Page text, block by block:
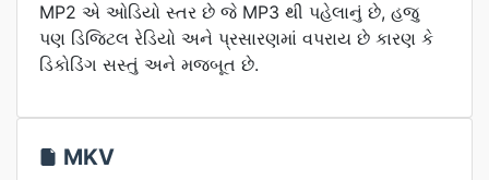
MP2 એ ઓડિયો સ્તર છે જે MP3 થી પહેલાનું છે, હજુ
પણ ડિજિટલ રેડિયો અને પ્રસારણમાં વપરાય છે કારણ કે
ડિકોડિંગ સસ્તું અને મજબૂત છે.
MKV